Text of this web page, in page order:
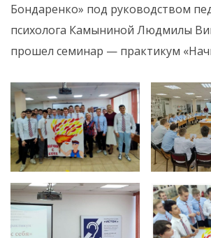
Бондаренко» под руководством
психолога Камыниной Людмилы
прошел семинар — практикум